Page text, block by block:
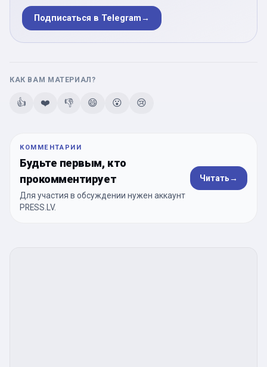
Подписаться в Telegram→
КАК ВАМ МАТЕРИАЛ?
👍 ❤️ 👎 😄 😮 😢
КОММЕНТАРИИ
Будьте первым, кто
прокомментирует
Для участия в обсуждении нужен аккаунт
PRESS.LV.
Читать→